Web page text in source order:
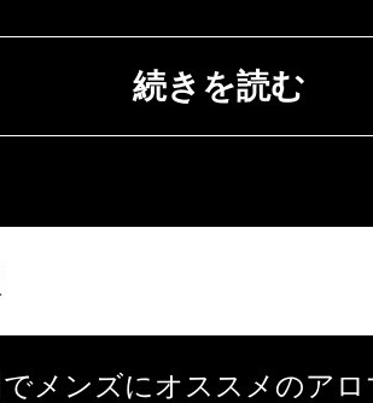
ださい。
続きを読む
でメンズにオススメのア